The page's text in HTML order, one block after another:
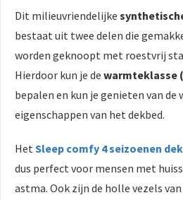
Dit milieuvriendelijke
bestaat uit twee delen die
worden geknoopt met roestvrij
Hierdoor kun je de warmteklasse
bepalen en kun je genieten van
eigenschappen van het dekbed.
HetSleep comfy 4 seizoenen
dus perfect voor mensen met
astma. Ook zijn de holle vezels